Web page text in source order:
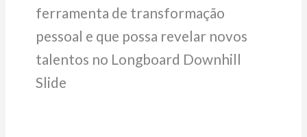
ferramenta de transformação
pessoal e que possa revelar novos
talentos no Longboard Downhill
Slide